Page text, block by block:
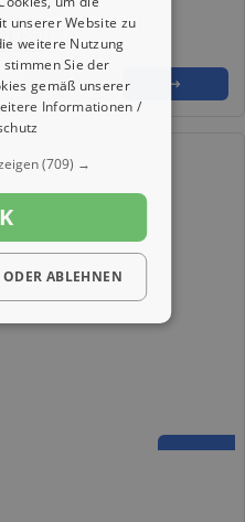
PS)
★ ➦ ➜
unserer Website zu
weitere Nutzung
Sie der
gemäß unserer
Informationen /
(709) →
ABLEHNEN